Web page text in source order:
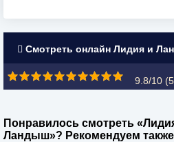
Смотреть онлайн Лидия и
9.8/10 (5
Понравилось смотреть
Ландыш»? Рекомендуем также